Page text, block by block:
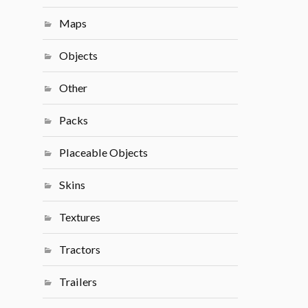
Maps
Objects
Other
Packs
Placeable Objects
Skins
Textures
Tractors
Trailers